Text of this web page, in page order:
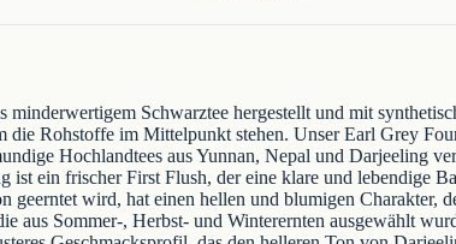
minderwertigem Schwarztee hergestellt und mit
Rohstoffe im Mittelpunkt stehen. Unser Earl Grey
Hochlandtees aus Yunnan, Nepal und Darjeeling
ein frischer First Flush, der eine klare und lebendige
geerntet wird, hat einen hellen und blumigen Charakter,
aus Sommer-, Herbst- und Winterernten ausgewählt